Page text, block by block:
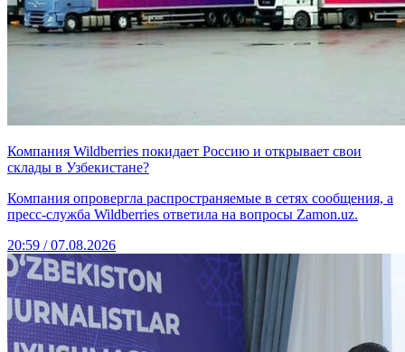
Компания Wildberries покидает Россию и открывает свои
склады в Узбекистане?
Компания опровергла распространяемые в сетях сообщения, а
пресс-служба Wildberries ответила на вопросы Zamon.uz.
20:59 / 07.08.2026